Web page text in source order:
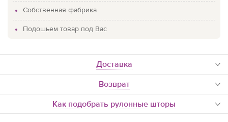
Собственная фабрика
Подошьем товар под Вас
доставка
Возврат
Как подобрать рулонные шторы